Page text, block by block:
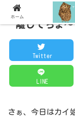
離してちょ～
Twitter
LINE
さぁ、今日はカイ
ホーム